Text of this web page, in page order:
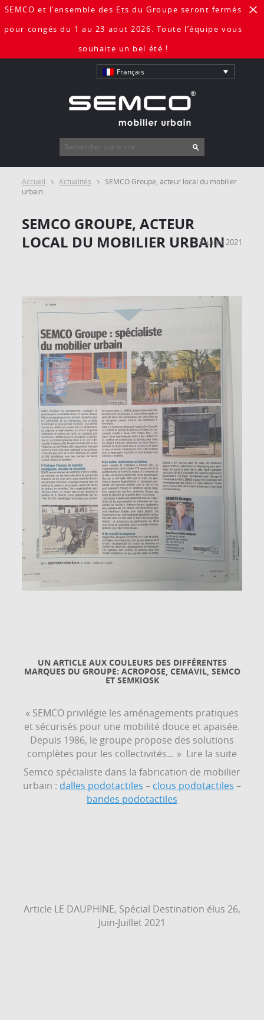
SEMCO et l’ensemble des Ets du Groupe seront fermés
pour congés du 1 au 23 aout 2026. Toute l’équipe vous
souhaite un bel été !
X
Français
Accueil Actualités
SEMCO Groupe, acteur local du mobilier
urbain
SEMCO GROUPE, ACTEUR
LOCAL DU MOBILIER URBAIN
12 juillet 2021
UN ARTICLE AUX COULEURS DES DIFFÉRENTES
MARQUES DU GROUPE: ACROPOSE, CEMAVIL, SEMCO
ET SEMKIOSK
« SEMCO privilégie les aménagements pratiques
et sécurisés pour une mobilité douce et apaisée.
Depuis 1986, le groupe propose des solutions
complètes pour les collectivités… » Lire la suite
Semco spécialiste dans la fabrication de mobilier
urbain : dalles podotactiles – clous podotactiles –
bandes podotactiles
Article LE DAUPHINE, Spécial Destination élus 26,
Juin-Juillet 2021